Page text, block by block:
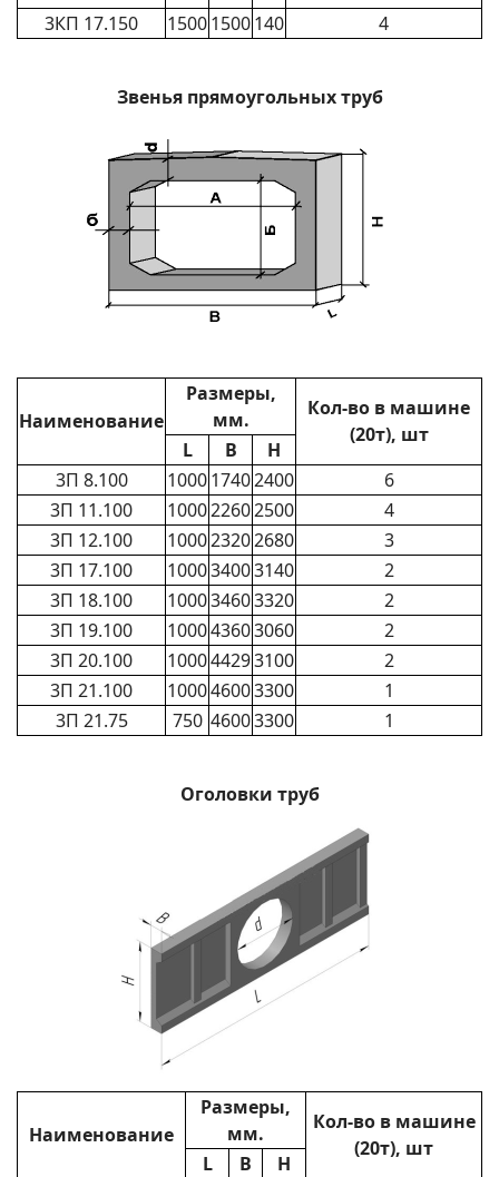
3КП 17.150
15001500140 4
Звенья прямоугольных труб
Наименование
Размеры,
мм.
Кол-во в машине
(20т), шт
L B
H
3П 8.100
100017402400
6
3П 11.100
100022602500
4
3П 12.100
100023202680
3
3П 17.100
100034003140
2
3П 18.100
100034603320
2
3П 19.100
100043603060
2
3П 20.100
100044293100
2
3П 21.100
100046003300
1
3П 21.75
750 46003300 1
Оголовки труб
Наименование
Размеры,
мм.
Кол-во в машине
(20т), шт
L B
H